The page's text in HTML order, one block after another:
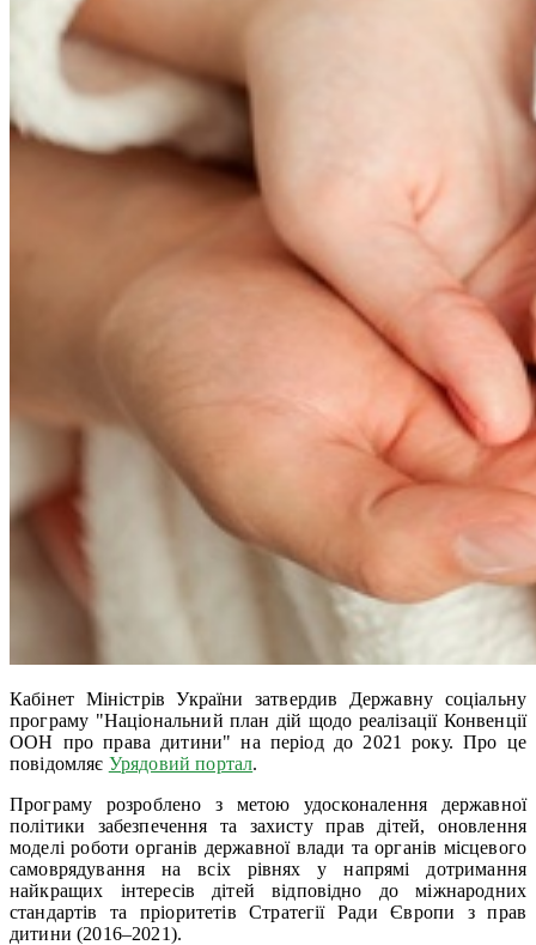
Кабінет Міністрів України затвердив Державну соціальну
програму "Національний план дій щодо реалізації Конвенції
ООН про права дитини" на період до 2021 року. Про це
повідомляє Урядовий портал.
Програму розроблено з метою удосконалення державної
політики забезпечення та захисту прав дітей, оновлення
моделі роботи органів державної влади та органів місцевого
самоврядування на всіх рівнях у напрямі дотримання
найкращих інтересів дітей відповідно до міжнародних
стандартів та пріоритетів Стратегії Ради Європи з прав
дитини (2016–2021).